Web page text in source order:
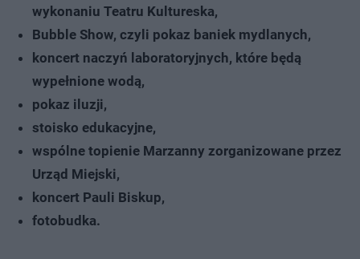
wykonaniu Teatru Kultureska,
Bubble Show, czyli pokaz baniek mydlanych,
koncert naczyń laboratoryjnych, które będą
wypełnione wodą,
pokaz iluzji,
stoisko edukacyjne,
wspólne topienie Marzanny zorganizowane przez
Urząd Miejski,
koncert Pauli Biskup,
fotobudka.